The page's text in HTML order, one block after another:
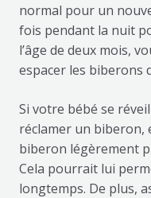
normal pour un
fois pendant la nuit
l’âge de deux mois,
espacer les biberons
Si votre bébé se
réclamer un biberon,
biberon légèrement
Cela pourrait lui
longtemps. De plus,